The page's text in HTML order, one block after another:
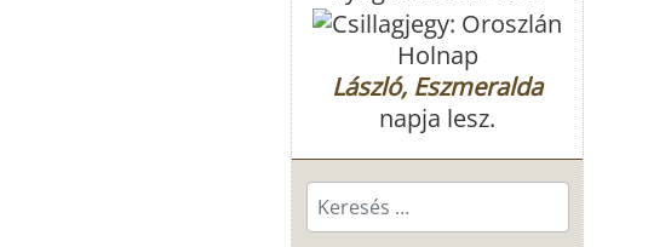
Holnap
László, Eszmeralda
napja lesz.
Keresés...